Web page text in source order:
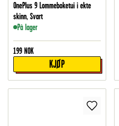
OnePlus 9 Lommeboketui i ekte
skinn, Svart
På lager
199 NOK
KJØP